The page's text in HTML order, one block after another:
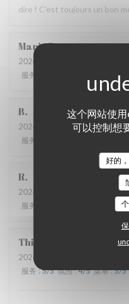
这个网站使
可以控制想
好的
dire ! C'est toujours un bon
MarieB
2026-07-21
服务
5/5
B
2026-07-08
- 20:00 - 来宾 4
服务
R
2026-06-17
服务
/5
Thierry
2026-06-11
服务:5/5 氛围:4/5 菜单:5/5